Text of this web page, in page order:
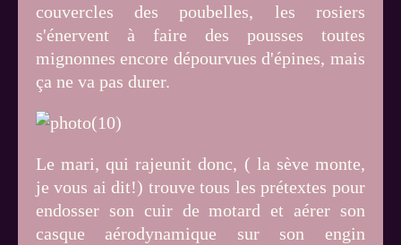
couvercles des poubelles, les rosiers
s'énervent à faire des pousses toutes
mignonnes encore dépourvues d'épines, mais
ça ne va pas durer.
Le mari, qui rajeunit donc, ( la sève monte,
je vous ai dit!) trouve tous les prétextes pour
endosser son cuir de motard et aérer son
casque aérodynamique sur son engin